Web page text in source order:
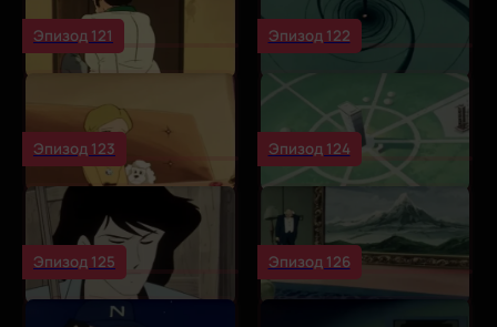
Эпизод 121 Эпизод 122
Эпизод 123 Эпизод 124
Эпизод 125 Эпизод 126